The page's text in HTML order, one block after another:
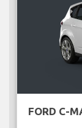
FORD C-